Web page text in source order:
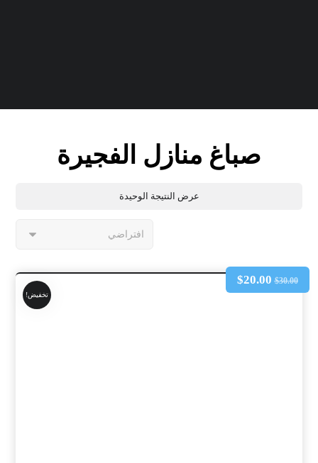
صباغ منازل الفجيرة
عرض النتيجة الوحيدة
تخفيض!
$30.00
$20.00